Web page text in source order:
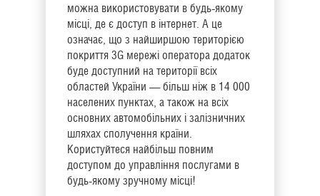
можна використовувати в будь-якому
місці, де є доступ в інтернет. А це
означає, що з найширшою територією
покриття 3G мережі оператора додаток
буде доступний на території всіх
областей України — більш ніж в 14 000
населених пунктах, а також на всіх
основних автомобільних і залізничних
шляхах сполучення країни.
Користуйтеся найбільш повним
доступом до управління послугами в
будь-якому зручному місці!